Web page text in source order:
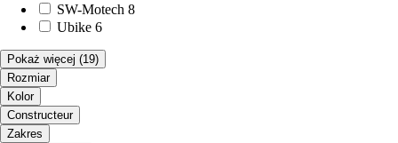
SW-Motech 8
Ubike 6
Pokaż więcej (19)
Rozmiar
Kolor
Constructeur
Zakres